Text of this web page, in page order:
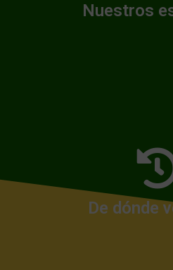
Nuestros
Estas son
De dónde
Esta es
Nuestras